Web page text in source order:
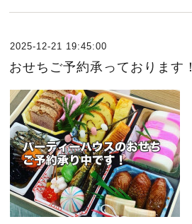
2025-12-21 19:45:00
おせちご予約承っております！